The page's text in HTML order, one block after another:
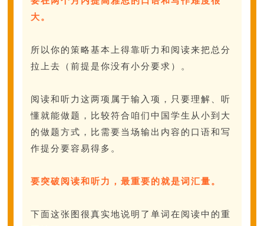
大。
所以你的策略基本上得靠听力和阅读来把总分
拉上去（前提是你没有小分要求）。
阅读和听力这两项属于输入项，只要理解、听
懂就能做题，比较符合咱们中国学生从小到大
的做题方式，比需要当场输出内容的口语和写
作提分要容易得多。
要突破阅读和听力，最重要的就是词汇量。
下面这张图很真实地说明了单词在阅读中的重